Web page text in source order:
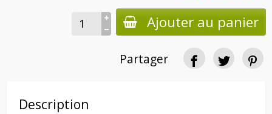
Ajouter au panier
Partager
Description